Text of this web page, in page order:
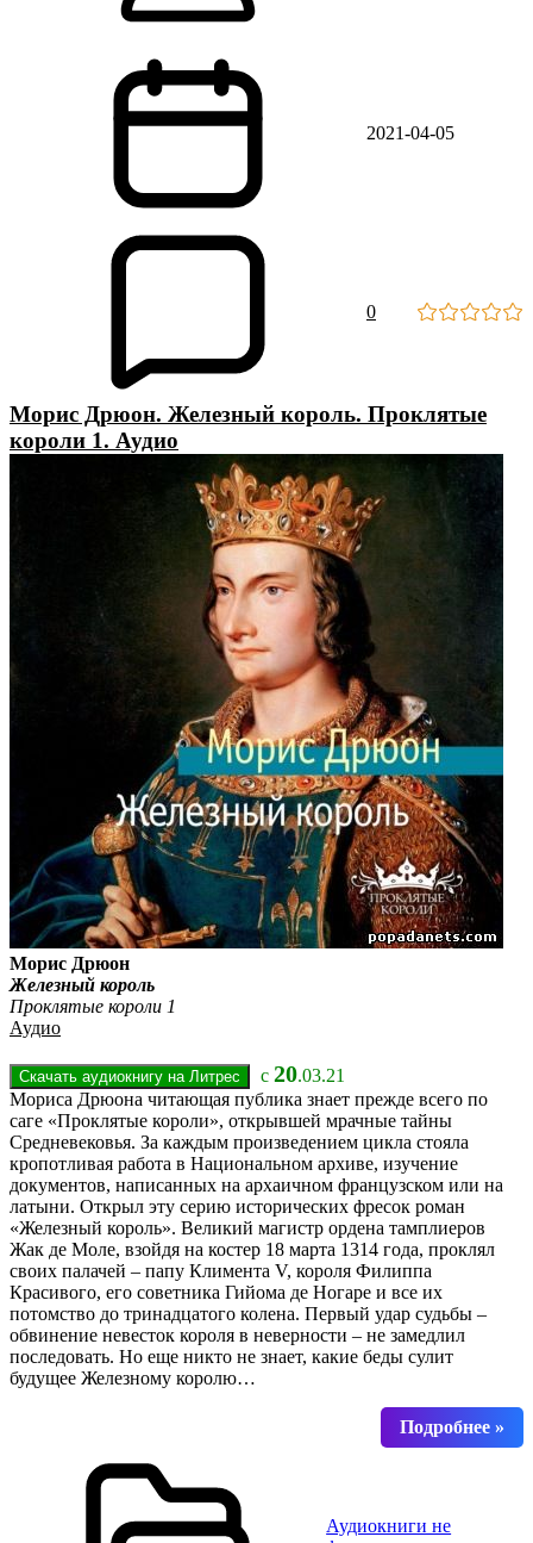
2021-04-05
0
Морис Дрюон. Железный король. Проклятые
короли 1. Аудио
Морис Дрюон
Железный король
Проклятые короли 1
Аудио
с 20.03.21
Мориса Дрюона читающая публика знает прежде всего по
саге «Проклятые короли», открывшей мрачные тайны
Средневековья. За каждым произведением цикла стояла
кропотливая работа в Национальном архиве, изучение
документов, написанных на архаичном французском или на
латыни. Открыл эту серию исторических фресок роман
«Железный король». Великий магистр ордена тамплиеров
Жак де Моле, взойдя на костер 18 марта 1314 года, проклял
своих палачей – папу Климента V, короля Филиппа
Красивого, его советника Гийома де Ногаре и все их
потомство до тринадцатого колена. Первый удар судьбы –
обвинение невесток короля в неверности – не замедлил
последовать. Но еще никто не знает, какие беды сулит
будущее Железному королю…
Аудиокниги не